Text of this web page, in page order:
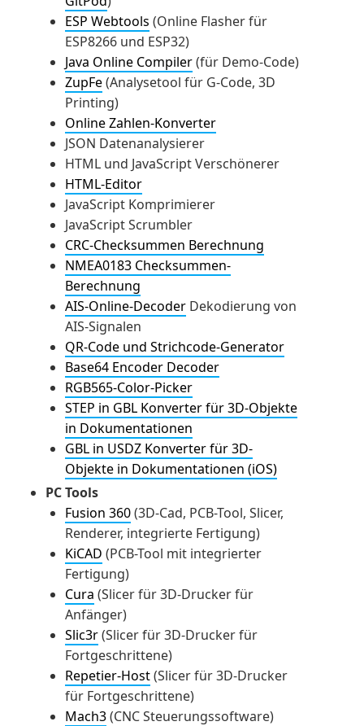
ESP Webtools (Online Flasher für
ESP8266 und ESP32)
Java Online Compiler(für Demo-Code)
ZupFe(Analysetool für G-Code, 3D
Printing)
Online Zahlen-Konverter
JSON Datenanalysierer
HTML und JavaScript Verschönerer
HTML-Editor
JavaScript Komprimierer
JavaScript Scrumbler
CRC-Checksummen Berechnung
NMEA0183 Checksummen-
Berechnung
AIS-Online-Decoder Dekodierung von
AIS-Signalen
QR-Code und Strichcode-Generator
Base64 Encoder Decoder
RGB565-Color-Picker
STEP in GBL Konverter für 3D-Objekte
in Dokumentationen
GBL in USDZ Konverter für 3D-
Objekte in Dokumentationen (iOS)
PC Tools
Fusion 360(3D-Cad, PCB-Tool, Slicer,
Renderer, integrierte Fertigung)
KiCAD (PCB-Tool mit integrierter
Fertigung)
Cura (Slicer für 3D-Drucker für
Anfänger)
Slic3r(Slicer für 3D-Drucker für
Fortgeschrittene)
Repetier-Host(Slicer für 3D-Drucker
für Fortgeschrittene)
Mach3(CNC Steuerungssoftware)